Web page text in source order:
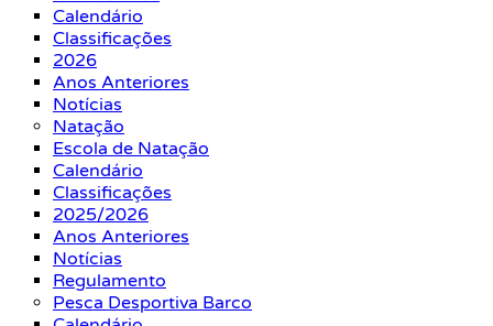
Calendário
Classificações
2026
Anos Anteriores
Notícias
Natação
Escola de Natação
Calendário
Classificações
2025/2026
Anos Anteriores
Notícias
Regulamento
Pesca Desportiva Barco